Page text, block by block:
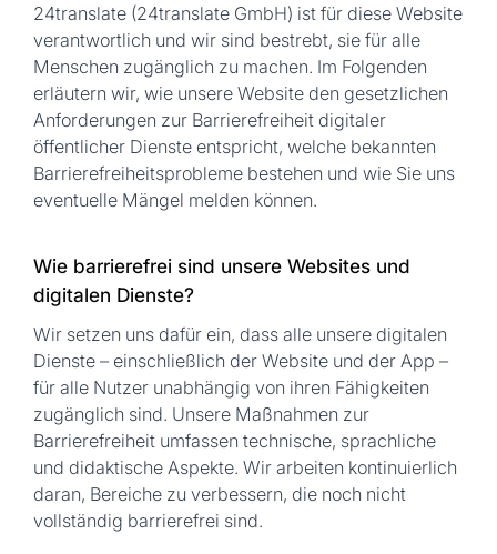
24translate (24translate GmbH) ist für diese Website
verantwortlich und wir sind bestrebt, sie für alle
Menschen zugänglich zu machen. Im Folgenden
erläutern wir, wie unsere Website den gesetzlichen
Anforderungen zur Barrierefreiheit digitaler
öffentlicher Dienste entspricht, welche bekannten
Barrierefreiheitsprobleme bestehen und wie Sie uns
eventuelle Mängel melden können.
Wie barrierefrei sind unsere Websites und
digitalen Dienste?
Wir setzen uns dafür ein, dass alle unsere digitalen
Dienste – einschließlich der Website und der App –
für alle Nutzer unabhängig von ihren Fähigkeiten
zugänglich sind. Unsere Maßnahmen zur
Barrierefreiheit umfassen technische, sprachliche
und didaktische Aspekte. Wir arbeiten kontinuierlich
daran, Bereiche zu verbessern, die noch nicht
vollständig barrierefrei sind.